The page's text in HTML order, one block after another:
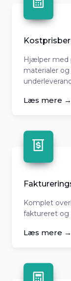
Hjælper med
materialer
Læs mere →
Komplet
faktureret og
Læs mere →